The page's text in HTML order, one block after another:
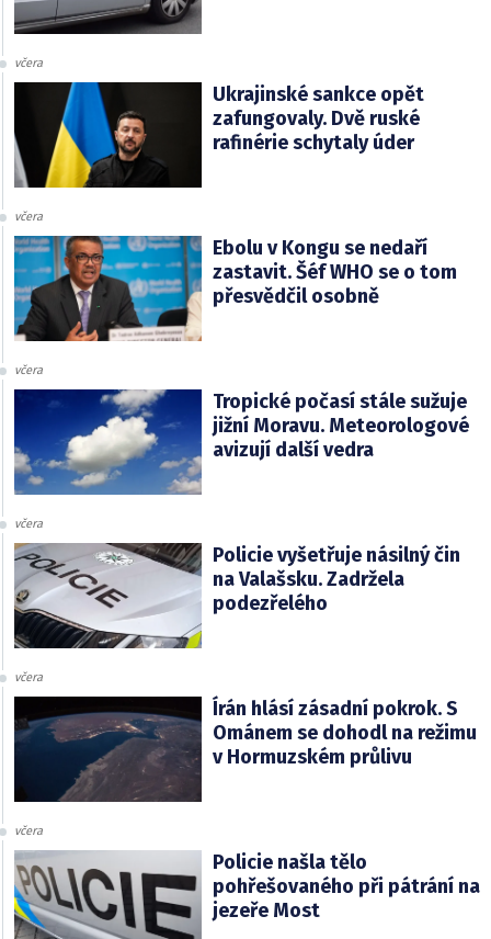
včera
Ukrajinské sankce opět
zafungovaly. Dvě ruské
rafinérie schytaly úder
včera
Ebolu v Kongu se nedaří
zastavit. Šéf WHO se o tom
přesvědčil osobně
včera
Tropické počasí stále sužuje
jižní Moravu. Meteorologové
avizují další vedra
včera
Policie vyšetřuje násilný čin
na Valašsku. Zadržela
podezřelého
včera
Írán hlásí zásadní pokrok. S
Ománem se dohodl na režimu
v Hormuzském průlivu
včera
Policie našla tělo
pohřešovaného při pátrání na
jezeře Most